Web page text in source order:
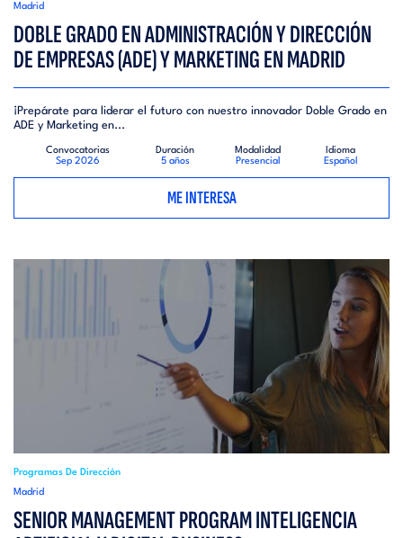
Madrid
DOBLE GRADO EN ADMINISTRACIÓN Y DIRECCIÓN
DE EMPRESAS (ADE) Y MARKETING EN MADRID
¡Prepárate para liderar el futuro con nuestro innovador Doble Grado en
ADE y Marketing en...
Convocatorias
Sep 2026
Duración
5 años
Modalidad
Presencial
Idioma
Español
ME INTERESA
Programas De Dirección
Madrid
SENIOR MANAGEMENT PROGRAM INTELIGENCIA